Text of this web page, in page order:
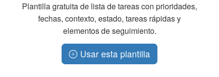
Plantilla gratuita de lista de tareas con prioridades,
fechas, contexto, estado, tareas rápidas y
elementos de seguimiento.
Usar esta plantilla